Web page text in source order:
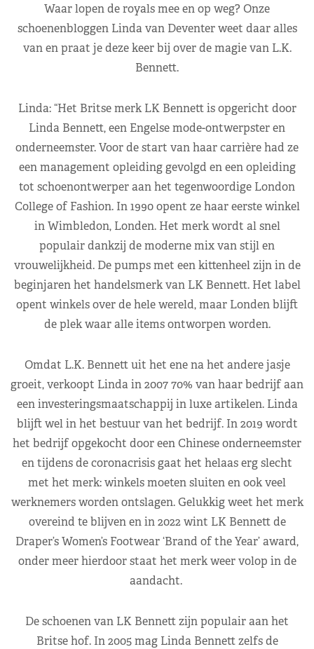
Waar lopen de royals mee en op weg? Onze
schoenenbloggen Linda van Deventer weet daar alles
van en praat je deze keer bij over de magie van L.K.
Bennett.
Linda: “Het Britse merk LK Bennett is opgericht door
Linda Bennett, een Engelse mode-ontwerpster en
onderneemster. Voor de start van haar carrière had ze
een management opleiding gevolgd en een opleiding
tot schoenontwerper aan het tegenwoordige London
College of Fashion. In 1990 opent ze haar eerste winkel
in Wimbledon, Londen. Het merk wordt al snel
populair dankzij de moderne mix van stijl en
vrouwelijkheid. De pumps met een kittenheel zijn in de
beginjaren het handelsmerk van LK Bennett. Het label
opent winkels over de hele wereld, maar Londen blijft
de plek waar alle items ontworpen worden.
Omdat L.K. Bennett uit het ene na het andere jasje
groeit, verkoopt Linda in 2007 70% van haar bedrijf aan
een investeringsmaatschappij in luxe artikelen. Linda
blijft wel in het bestuur van het bedrijf. In 2019 wordt
het bedrijf opgekocht door een Chinese onderneemster
en tijdens de coronacrisis gaat het helaas erg slecht
met het merk: winkels moeten sluiten en ook veel
werknemers worden ontslagen. Gelukkig weet het merk
overeind te blijven en in 2022 wint LK Bennett de
Draper’s Women’s Footwear ‘Brand of the Year’ award,
onder meer hierdoor staat het merk weer volop in de
aandacht.
De schoenen van LK Bennett zijn populair aan het
Britse hof. In 2005 mag Linda Bennett zelfs de